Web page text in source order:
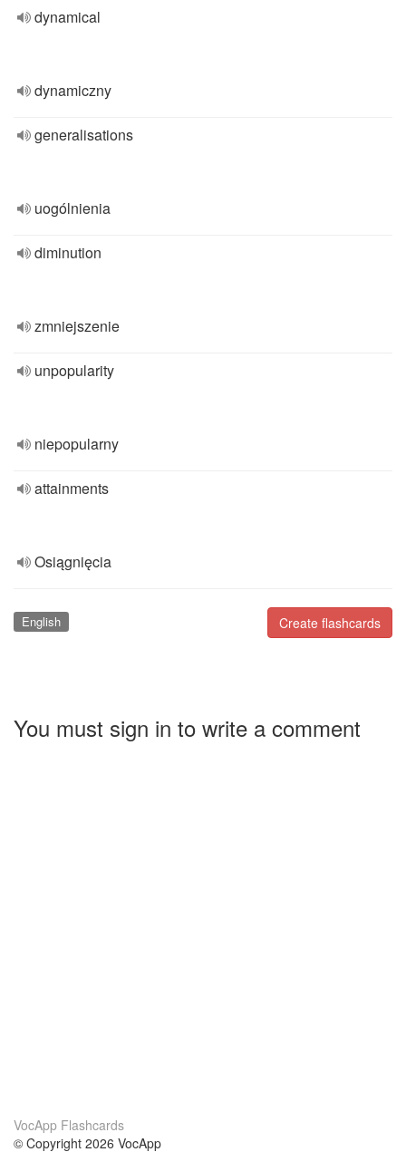
dynamical
dynamiczny
generalisations
uogólnienia
diminution
zmniejszenie
unpopularity
niepopularny
attainments
Osiągnięcia
Create flashcards
English
You must sign in to write a comment
VocApp Flashcards
© Copyright 2026 VocApp